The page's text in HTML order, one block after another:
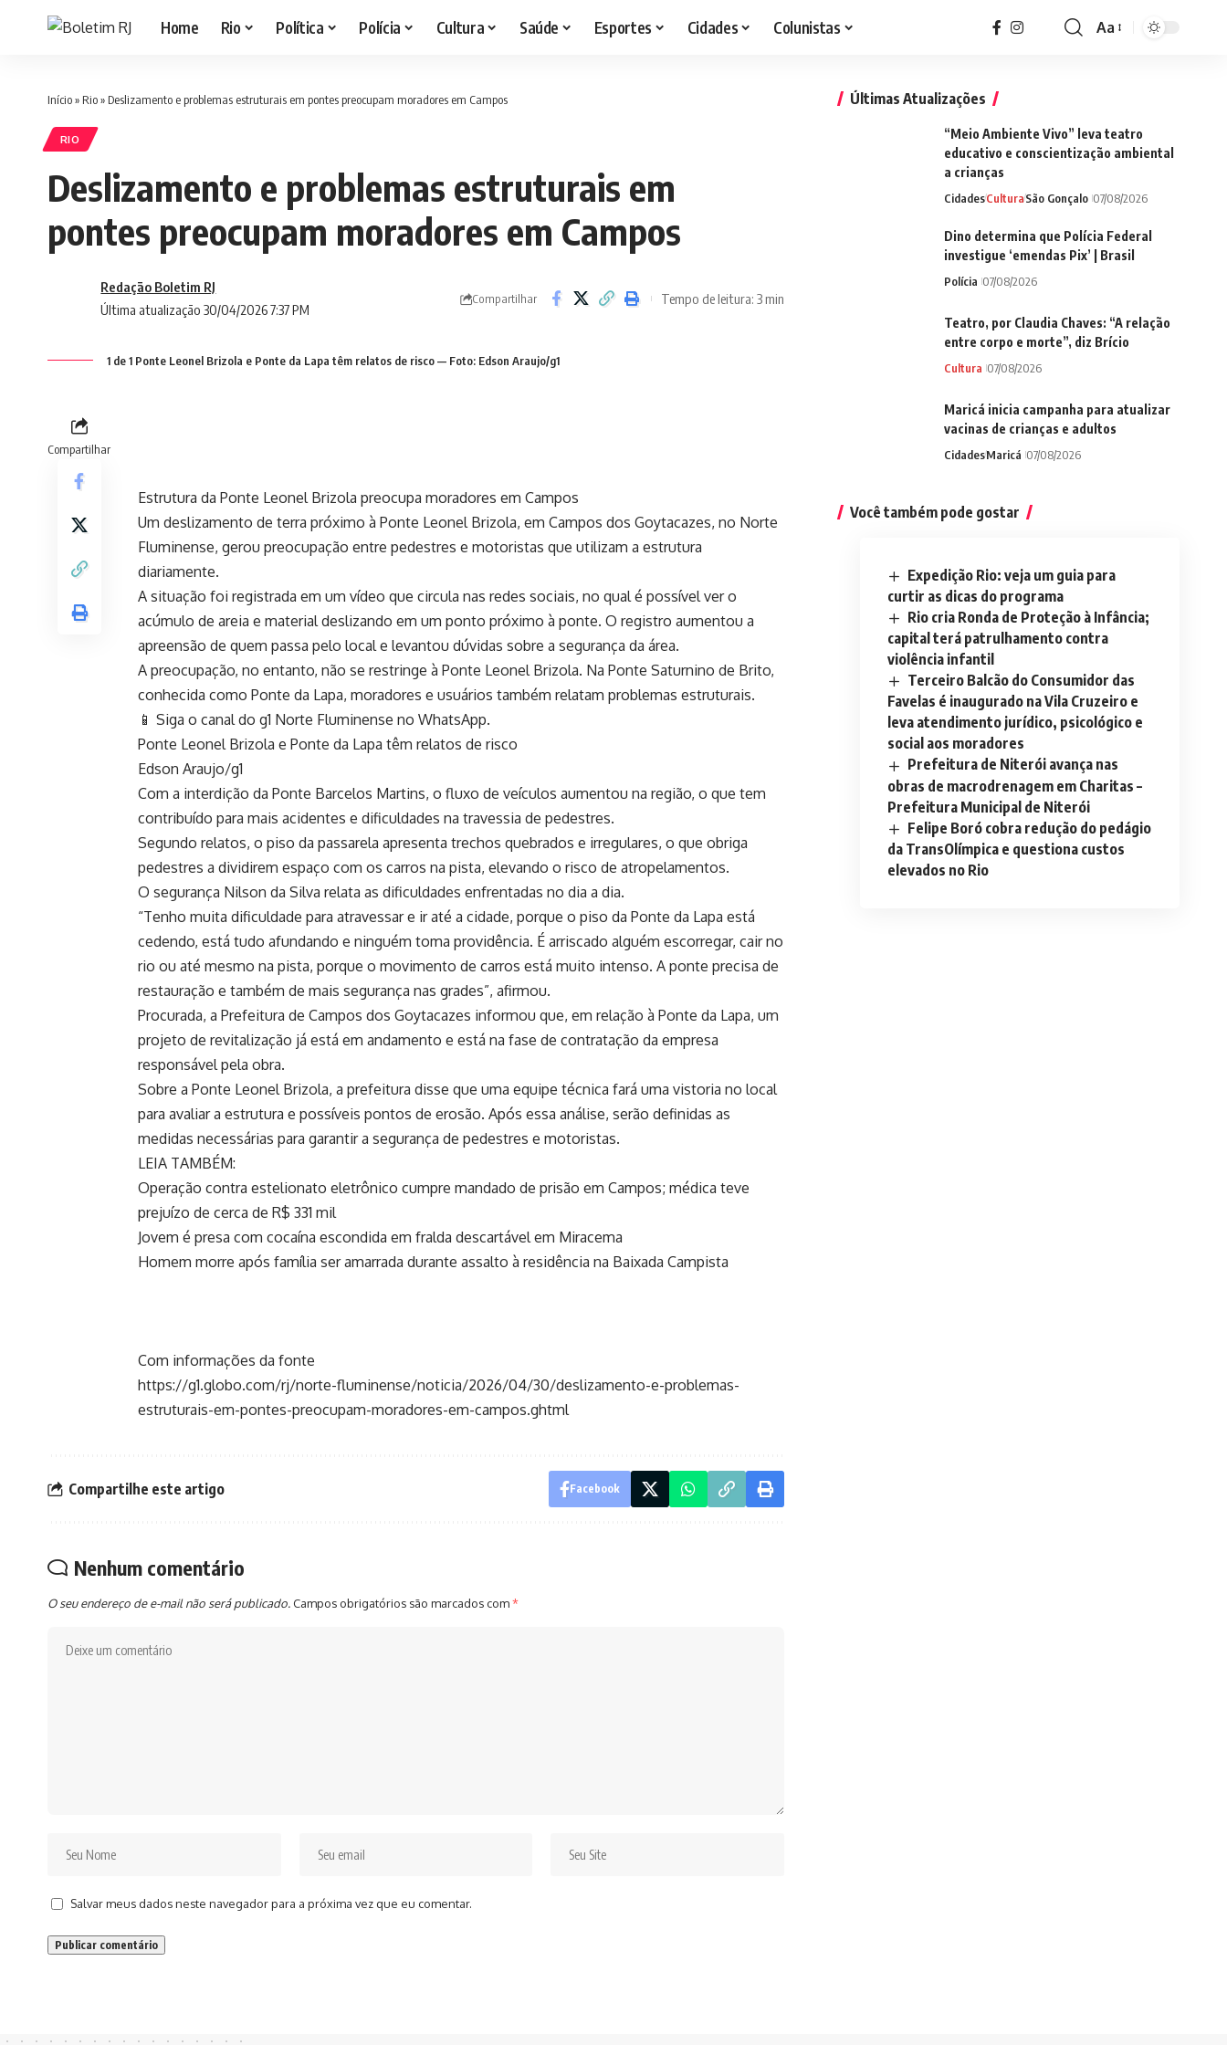
Home Rio Política Polícia Cultura Saúde Esportes Cidades Colunistas
Font
Aa
Início» Rio» Deslizamento e problemas estruturais em pontes preocupam moradores em Campos
RIO
Deslizamento e problemas estruturais em
pontes preocupam moradores em Campos
Última atualização 30/04/2026 7:37 PM
Redação Boletim RJ
Compartilhar Tempo de leitura: 3 min
1 de 1 Ponte Leonel Brizola e Ponte da Lapa têm relatos de risco — Foto: Edson Araujo/g1
Compartilhar
Estrutura da Ponte Leonel Brizola preocupa moradores em Campos
Um deslizamento de terra próximo à Ponte Leonel Brizola, em Campos dos Goytacazes, no Norte
Fluminense, gerou preocupação entre pedestres e motoristas que utilizam a estrutura
diariamente.
A situação foi registrada em um vídeo que circula nas redes sociais, no qual é possível ver o
acúmulo de areia e material deslizando em um ponto próximo à ponte. O registro aumentou a
apreensão de quem passa pelo local e levantou dúvidas sobre a segurança da área.
A preocupação, no entanto, não se restringe à Ponte Leonel Brizola. Na Ponte Saturnino de Brito,
conhecida como Ponte da Lapa, moradores e usuários também relatam problemas estruturais.
📱 Siga o canal do g1 Norte Fluminense no WhatsApp.
Ponte Leonel Brizola e Ponte da Lapa têm relatos de risco
Edson Araujo/g1
Com a interdição da Ponte Barcelos Martins, o fluxo de veículos aumentou na região, o que tem
contribuído para mais acidentes e dificuldades na travessia de pedestres.
Segundo relatos, o piso da passarela apresenta trechos quebrados e irregulares, o que obriga
pedestres a dividirem espaço com os carros na pista, elevando o risco de atropelamentos.
O segurança Nilson da Silva relata as dificuldades enfrentadas no dia a dia.
“Tenho muita dificuldade para atravessar e ir até a cidade, porque o piso da Ponte da Lapa está
cedendo, está tudo afundando e ninguém toma providência. É arriscado alguém escorregar, cair no
rio ou até mesmo na pista, porque o movimento de carros está muito intenso. A ponte precisa de
restauração e também de mais segurança nas grades”, afirmou.
Procurada, a Prefeitura de Campos dos Goytacazes informou que, em relação à Ponte da Lapa, um
projeto de revitalização já está em andamento e está na fase de contratação da empresa
responsável pela obra.
Sobre a Ponte Leonel Brizola, a prefeitura disse que uma equipe técnica fará uma vistoria no local
para avaliar a estrutura e possíveis pontos de erosão. Após essa análise, serão definidas as
medidas necessárias para garantir a segurança de pedestres e motoristas.
LEIA TAMBÉM:
Operação contra estelionato eletrônico cumpre mandado de prisão em Campos; médica teve
prejuízo de cerca de R$ 331 mil
Jovem é presa com cocaína escondida em fralda descartável em Miracema
Homem morre após família ser amarrada durante assalto à residência na Baixada Campista
Com informações da fonte
https://g1.globo.com/rj/norte-fluminense/noticia/2026/04/30/deslizamento-e-problemas-
estruturais-em-pontes-preocupam-moradores-em-campos.ghtml
Compartilhe este artigo Facebook
Nenhum comentário
O seu endereço de e-mail não será publicado. Campos obrigatórios são marcados com*
Salvar meus dados neste navegador para a próxima vez que eu comentar.
Últimas Atualizações
“Meio Ambiente Vivo” leva teatro
educativo e conscientização ambiental
a crianças
CidadesCulturaSão Gonçalo 07/08/2026
Dino determina que Polícia Federal
investigue ‘emendas Pix’ | Brasil
Polícia 07/08/2026
Teatro, por Claudia Chaves: “A relação
entre corpo e morte”, diz Brício
Cultura 07/08/2026
Maricá inicia campanha para atualizar
vacinas de crianças e adultos
CidadesMaricá 07/08/2026
Você também pode gostar
Expedição Rio: veja um guia para
curtir as dicas do programa
Rio cria Ronda de Proteção à Infância;
capital terá patrulhamento contra
violência infantil
Terceiro Balcão do Consumidor das
Favelas é inaugurado na Vila Cruzeiro e
leva atendimento jurídico, psicológico e
social aos moradores
Prefeitura de Niterói avança nas
obras de macrodrenagem em Charitas –
Prefeitura Municipal de Niterói
Felipe Boró cobra redução do pedágio
da TransOlímpica e questiona custos
elevados no Rio